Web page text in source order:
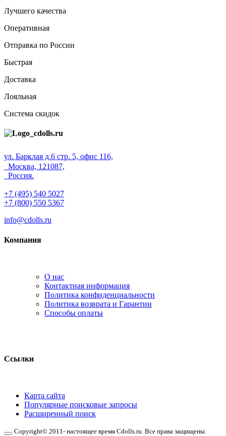
Лучшего качества
Оперативная
Отправка по России
Быстрая
Доставка
Лояльная
Система скидок
ул. Барклая д.6 стр. 5, офис 116,
Москва, 121087,
Россия.
+7 (495) 540 5027
+7 (800) 550 5367
info@cdolls.ru
Компания
О нас
Контактная информация
Политика конфиденциальности
Политика возврата и Гарантии
Способы оплаты
Ссылки
Карта сайта
Популярные поисковые запросы
Расширенный поиск
Copyright© 2011- настоящее время Cdolls.ru. Все права защищены.